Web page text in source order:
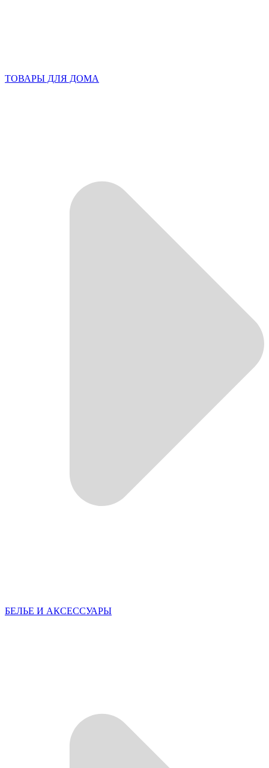
ТОВАРЫ ДЛЯ ДОМА
БЕЛЬЕ И АКСЕССУАРЫ